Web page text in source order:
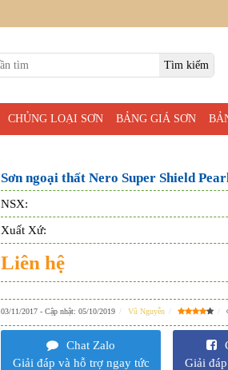
CHỦNG LOẠI SƠN BẢNG GIÁ SƠN
Sơn ngoại thất Nero Super Shield
NSX:
Xuất Xứ:
Liên hệ
03/11/2017 - Cập nhật: 05/10/2019 Vũ Nguyễn
Chat Zalo
Giải đáp và hỗ trợ ngay tức
Giải